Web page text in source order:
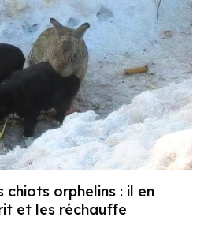
orphelins : il en
et les réchauffe